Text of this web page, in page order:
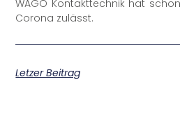
WAGO Kontakttechnik hat
Corona zulässt.
Letzer Beitrag